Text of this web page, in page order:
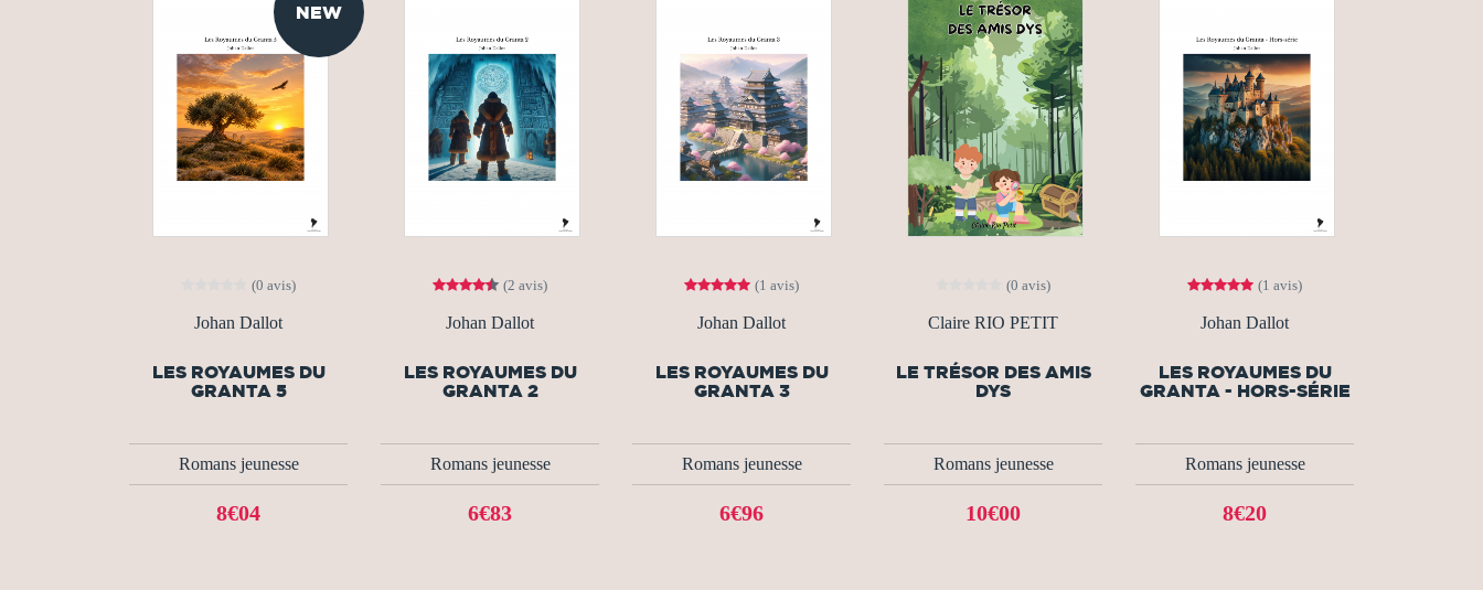
NEW
(0 avis)
Johan Dallot
LES ROYAUMES DU
GRANTA 5
Romans jeunesse
8€04
(2 avis)
Johan Dallot
LES ROYAUMES DU
GRANTA 2
Romans jeunesse
6€83
(1 avis)
Johan Dallot
LES ROYAUMES DU
GRANTA 3
Romans jeunesse
6€96
(0 avis)
Claire RIO PETIT
LE TRÉSOR DES AMIS
DYS
Romans jeunesse
10€00
(1 avis)
Johan Dallot
LES ROYAUMES DU
GRANTA - HORS-SÉRIE
Romans jeunesse
8€20